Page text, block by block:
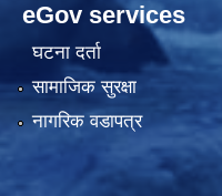
eGov services
घटना दर्ता
सामाजिक सुरक्षा
नागरिक वडापत्र